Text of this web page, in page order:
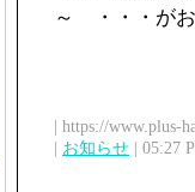
～ ・・・がお
| https://www.plus-
| お知らせ | 05:27